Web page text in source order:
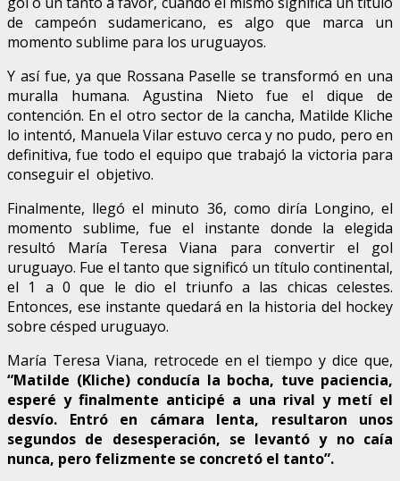
de campeón sudamericano, es algo que marca un
momento sublime para los uruguayos.
Y así fue, ya que Rossana Paselle se transformó en una
muralla humana. Agustina Nieto fue el dique de
contención. En el otro sector de la cancha, Matilde Kliche
lo intentó, Manuela Vilar estuvo cerca y no pudo, pero en
definitiva, fue todo el equipo que trabajó la victoria para
conseguir el objetivo.
Finalmente, llegó el minuto 36, como diría Longino, el
momento sublime, fue el instante donde la elegida
resultó María Teresa Viana para convertir el gol
uruguayo. Fue el tanto que significó un título continental,
el 1 a 0 que le dio el triunfo a las chicas celestes.
Entonces, ese instante quedará en la historia del hockey
sobre césped uruguayo.
María Teresa Viana, retrocede en el tiempo y dice que,
“Matilde (Kliche) conducía la bocha, tuve paciencia,
esperé y finalmente anticipé a una rival y metí el
desvío. Entró en cámara lenta, resultaron unos
segundos de desesperación, se levantó y no caía
nunca, pero felizmente se concretó el tanto”.